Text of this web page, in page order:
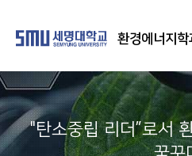
환경에너지학
"탄소중립 리더”로서